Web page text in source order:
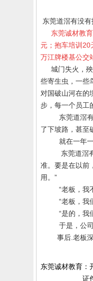
东莞道滘有没
东莞诚材教育
元；抱车培训
万江牌楼基公交
城门失火，
些寄生虫，一些
对国破山河在的
步，每一个员工
东莞道滘
了下坡路，甚至
就在一年
东莞道滘
准。要是在以前
用。”
“老板，我
“老板，我
“是的，我
于是，公
事后 老板
东莞诚材教育：
证件年审：